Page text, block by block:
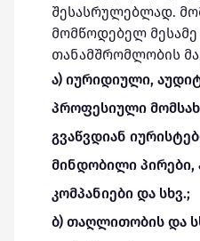
შესასრულებლად.
მომწოდებელ
თანამშრომლობის
ა) იურიდიული,
პროფესიული
გვაწვდიან
მინდობილი
კომპანიები და სხვ.;
ბ) თაღლითობის და